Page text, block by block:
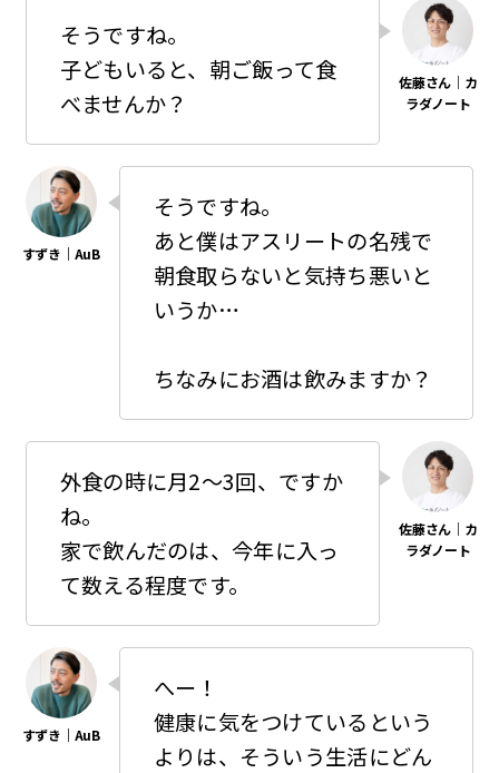
そうですね。
子どもいると、朝ご飯って食
べませんか？
そうですね。
あと僕はアスリートの名残で
朝食取らないと気持ち悪いと
いうか…
ちなみにお酒は飲みますか？
外食の時に月2〜3回、ですか
ね。
家で飲んだのは、今年に入っ
て数える程度です。
へー！
健康に気をつけているという
よりは、そういう生活にどん